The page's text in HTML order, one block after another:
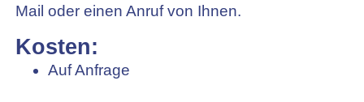
Mail oder einen Anruf von Ihnen.
Kosten:
Auf Anfrage